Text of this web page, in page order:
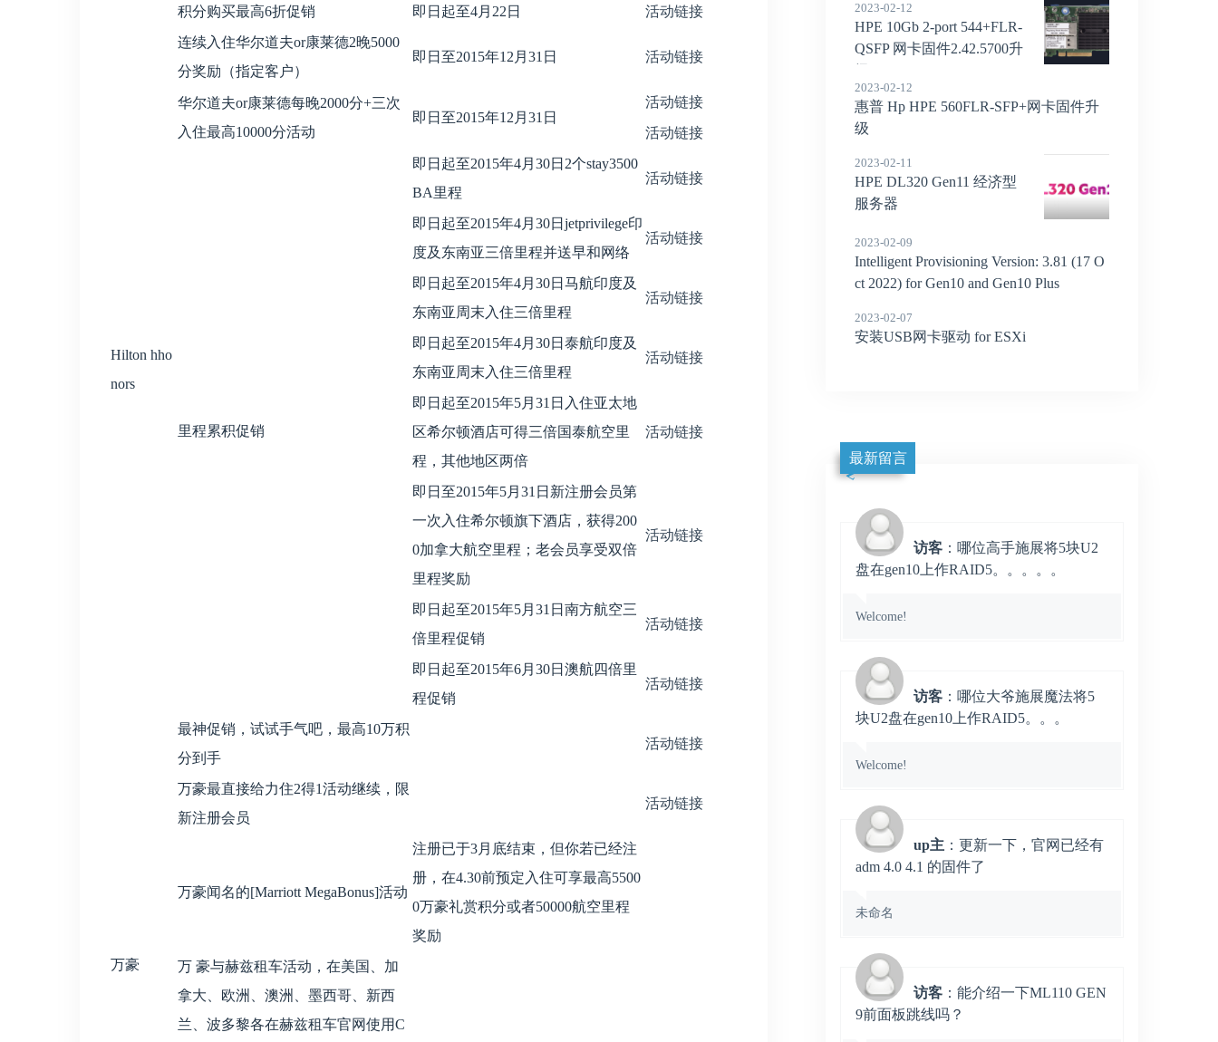
Hilton hho
nors
积分购买最高6折促销
即日起至4月22日
活动链接
连续入住华尔道夫or康莱德2晚5000
分奖励（指定客户）
即日至2015年12月31日 活动链接
华尔道夫or康莱德每晚2000分+三次
入住最高10000分活动
即日至2015年12月31日
活动链接
活动链接
里程累积促销
即日起至2015年4月30日2个stay3500
BA里程
活动链接
即日起至2015年4月30日jetprivilege印
度及东南亚三倍里程并送早和网络
活动链接
即日起至2015年4月30日马航印度及
东南亚周末入住三倍里程
活动链接
即日起至2015年4月30日泰航印度及
东南亚周末入住三倍里程
活动链接
即日起至2015年5月31日入住亚太地
区希尔顿酒店可得三倍国泰航空里
程，其他地区两倍
活动链接
即日至2015年5月31日新注册会员第
一次入住希尔顿旗下酒店，获得200
0加拿大航空里程；老会员享受双倍
里程奖励
活动链接
即日起至2015年5月31日南方航空三
倍里程促销
活动链接
即日起至2015年6月30日澳航四倍里
程促销
活动链接
最神促销，试试手气吧，最高10万积
分到手
活动链接
万豪
万豪最直接给力住2得1活动继续，限
新注册会员
活动链接
万豪闻名的[Marriott MegaBonus]活动
注册已于3月底结束，但你若已经注
册，在4.30前预定入住可享最高5500
0万豪礼赏积分或者50000航空里程
奖励
万 豪与赫兹租车活动，在美国、加
拿大、欧洲、澳洲、墨西哥、新西
兰、波多黎各在赫兹租车官网使用C
2023-02-12
HPE 10Gb 2-port 544+FLR-
QSFP 网卡固件2.42.5700升
2023-02-12
惠普 Hp HPE 560FLR-SFP+网卡固件升
级
2023-02-11
HPE DL320 Gen11 经济型
服务器
2023-02-09
Intelligent Provisioning Version: 3.81 (17 O
ct 2022) for Gen10 and Gen10 Plus
2023-02-07
安装USB网卡驱动 for ESXi
最新留言
访客 ：哪位高手施展将5块U2
盘在gen10上作RAID5。。。。。
Welcome!
访客 ：哪位大爷施展魔法将5
块U2盘在gen10上作RAID5。。。
Welcome!
up主 ：更新一下，官网已经有
adm 4.0 4.1 的固件了
未命名
访客 ：能介绍一下ML110 GEN
9前面板跳线吗？